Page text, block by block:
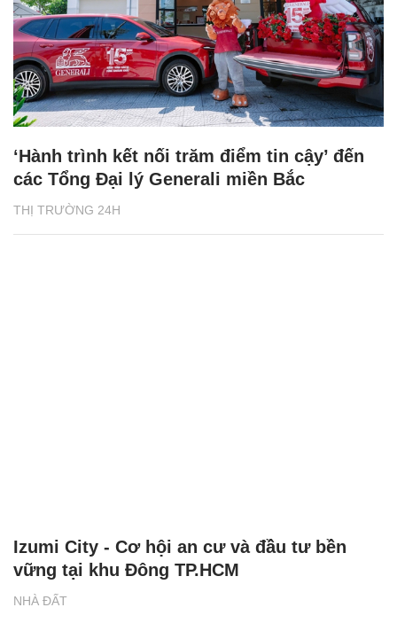
THỊ TRƯỜNG 24H
‘Hành trình kết nối trăm điểm tin cậy’ đến
các Tổng Đại lý Generali miền Bắc
NHÀ ĐẤT
Izumi City - Cơ hội an cư và đầu tư bền
vững tại khu Đông TP.HCM